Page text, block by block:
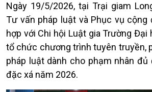
Ngày 19/5/2026, tại Trại giam
Tư vấn pháp luật và Phục vụ cộng
hợp với Chi hội Luật gia Trường Đại
tổ chức chương trình tuyên truyền,
pháp luật dành cho phạm nhân
đặc xá năm 2026.